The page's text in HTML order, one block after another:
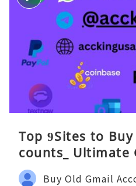
Top 9Sites to
counts_ Ultimate
Buy Old Gmail